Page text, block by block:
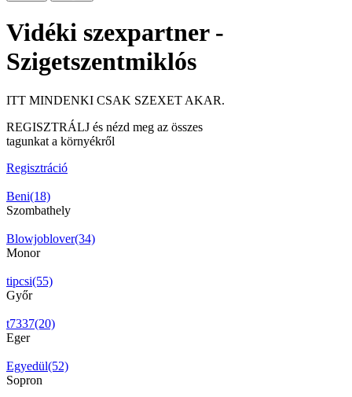
Vidéki szexpartner -
Szigetszentmiklós
ITT MINDENKI CSAK SZEXET AKAR.
REGISZTRÁLJ és nézd meg az összes
tagunkat a környékről
Regisztráció
Beni(18)
Szombathely
Blowjoblover(34)
Monor
tipcsi(55)
Győr
t7337(20)
Eger
Egyedül(52)
Sopron